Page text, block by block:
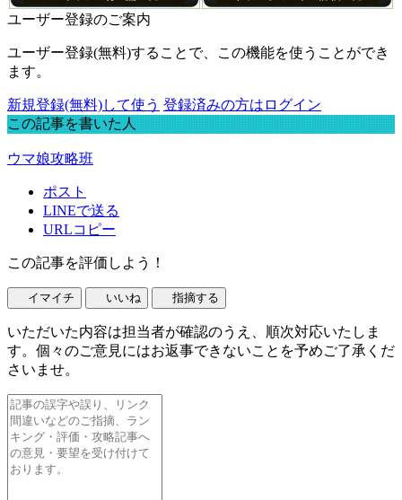
ユーザー登録のご案内
ユーザー登録(無料)することで、この機能を使うことができ
ます。
新規登録(無料)して使う 登録済みの方はログイン
この記事を書いた人
ウマ娘攻略班
ポスト
LINEで送る
URLコピー
この記事を評価しよう！
イマイチ いいね 指摘する
いただいた内容は担当者が確認のうえ、順次対応いたしま
す。個々のご意見にはお返事できないことを予めご了承くだ
さいませ。